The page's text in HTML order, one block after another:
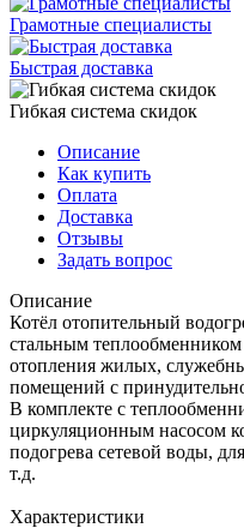
Грамотные специалисты
Быстрая доставка
Гибкая система скидок
Описание
Как купить
Оплата
Доставка
Отзывы
Задать вопрос
Описание
Котёл отопительный
стальным теплообменником
отопления жилых,
помещений с
В комплекте с
циркуляционным насосом
подогрева сетевой воды,
т.д.
Характеристики